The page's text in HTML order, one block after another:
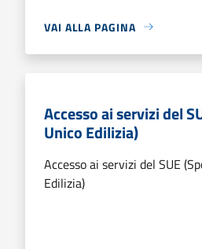
VAI ALLA PAGINA
Accesso ai servizi del
Unico Edilizia)
Accesso ai servizi del SUE
Edilizia)